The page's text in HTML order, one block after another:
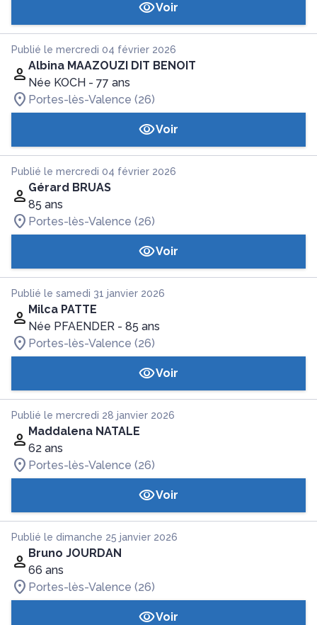
Voir
Publié le mercredi 04 février 2026
Albina MAAZOUZI DIT BENOIT
Née KOCH - 77 ans
Portes-lès-Valence (26)
Voir
Publié le mercredi 04 février 2026
Gérard BRUAS
85 ans
Portes-lès-Valence (26)
Voir
Publié le samedi 31 janvier 2026
Milca PATTE
Née PFAENDER - 85 ans
Portes-lès-Valence (26)
Voir
Publié le mercredi 28 janvier 2026
Maddalena NATALE
62 ans
Portes-lès-Valence (26)
Voir
Publié le dimanche 25 janvier 2026
Bruno JOURDAN
66 ans
Portes-lès-Valence (26)
Voir